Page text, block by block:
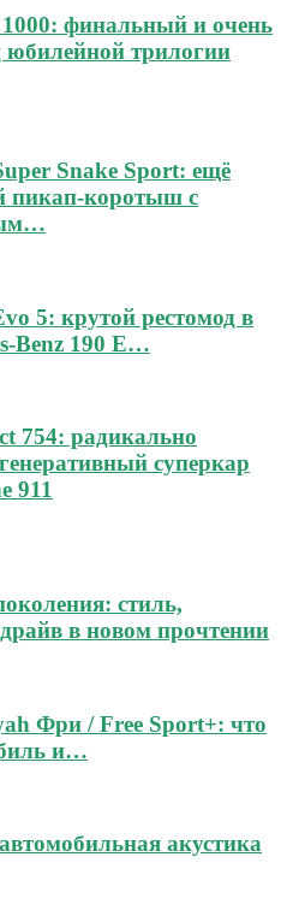
финальный и очень
юбилейной трилогии
Snake Sport: ещё
пикап-коротыш с
5: крутой рестомод в
Benz 190 E…
754: радикально
суперкар
911
стиль,
в новом прочтении
Фри / Free Sport+: что
и…
акустика